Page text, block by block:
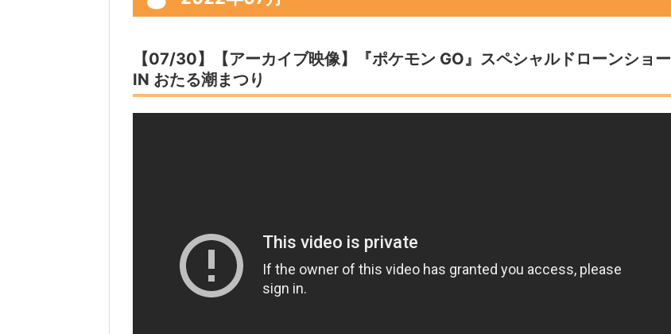
【07/30】【アーカイブ映像】『ポケモン GO』スペシャルドローンショー
IN おたる潮まつり